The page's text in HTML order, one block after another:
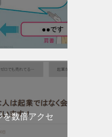
を数倍アクセ